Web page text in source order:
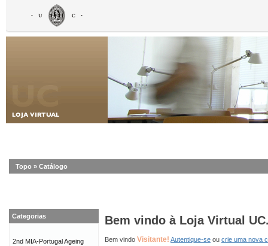
Topo » Catálogo
Bem vindo à Loja Virtual
Bem vindo Visitante! Autentique-se ou crie uma nova
Categorias
2nd MIA-Portugal Ageing